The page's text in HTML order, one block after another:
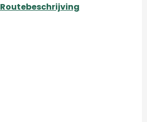
Routebeschrijving